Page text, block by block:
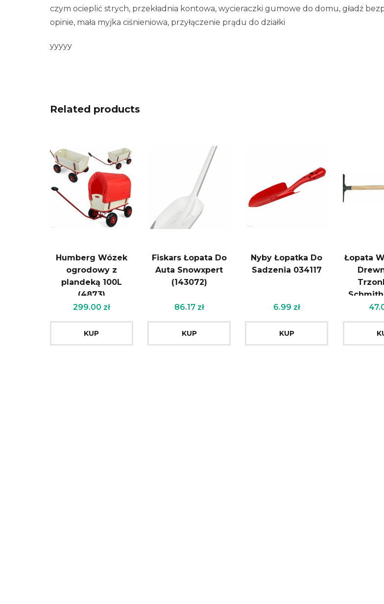
czym ocieplić strych, przekładnia kontowa, wycieraczki gumowe do domu, gładź
opinie, mała myjka ciśnieniowa, przyłączenie prądu do działki
yyyyy
Related products
Humberg Wózek
ogrodowy z
plandeką 100L
(4873)
299.00 zł
KUP
Fiskars Łopata Do
Auta Snowxpert
(143072)
86.17 zł
KUP
Nyby Łopatka Do
Sadzenia 034117
6.99 zł
KUP
Łopata